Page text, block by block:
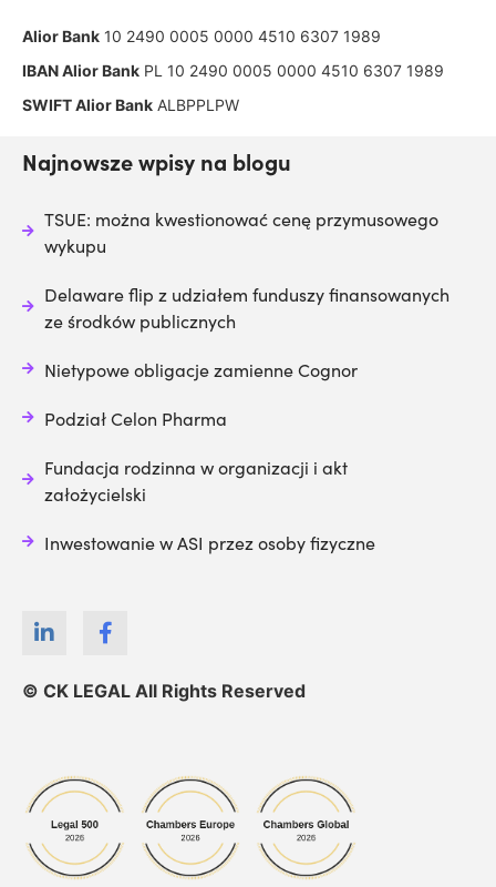
Alior Bank 10 2490 0005 0000 4510 6307 1989
IBAN Alior Bank PL 10 2490 0005 0000 4510 6307 1989
SWIFT Alior Bank ALBPPLPW
© CK LEGAL All Rights Reserved
Najnowsze wpisy na blogu
TSUE: można kwestionować cenę przymusowego
wykupu
Delaware flip z udziałem funduszy finansowanych
ze środków publicznych
Nietypowe obligacje zamienne Cognor
Podział Celon Pharma
Fundacja rodzinna w organizacji i akt
założycielski
Inwestowanie w ASI przez osoby fizyczne